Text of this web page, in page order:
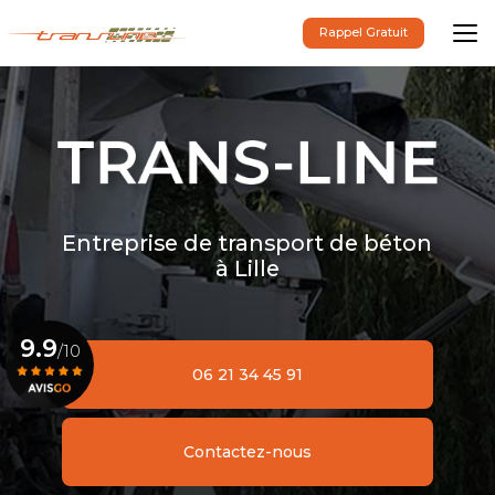
au
principal
Rappel Gratuit
Entreprise de transport de béton
à Lille
06 21 34 45 91
Contactez-nous
9.9/10
Voir le certificat